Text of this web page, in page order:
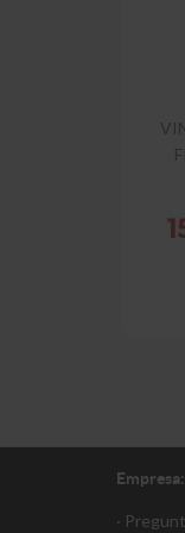
Empresa:
·